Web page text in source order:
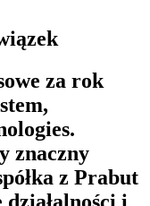
za rok
znaczny
z Prabut